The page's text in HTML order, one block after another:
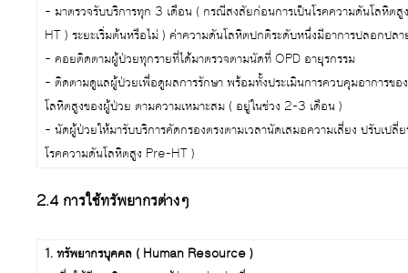
– มาตรวจรับบริการทุก 3 เดือน ( กรณีสงสัยก่อนการเป็นโรคความดันโลหิ
HT ) ระยะเริ่มต้นหรือไม่ ) ค่าความดันโลหิตปกติระดับหนึ่งมีอาการปลอกปล
– คอยติดตามผู้ป่วยทุกรายที่ได้มาตรวจตามนัดที่ OPD อายุรกรรม
– ติดตามดูแลผู้ป่วยเพื่อดูผลการรักษา พร้อมทั้งประเมินการควบคุมอาการข
โลหิตสูงของผู้ป่วย ตามความเหมาะสม ( อยู่ในช่วง 2-3 เดือน )
– นัดผู้ป่วยให้มารับบริการคัดกรองตรงตามเวลานัดเสมอความเสี่ยง ปรับเป
โรคความดันโลหิตสูง Pre-HT )
2.4 การใช้ทรัพยากรต่างๆ
1. ทรัพยากรบุคคล ( Human Resource )